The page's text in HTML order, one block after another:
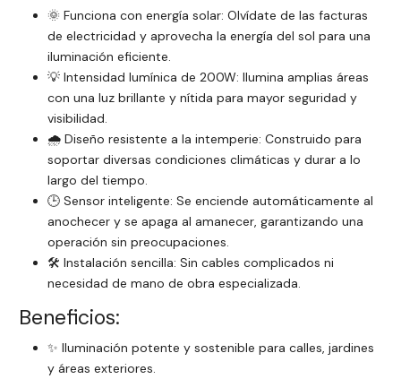
🌞 Funciona con energía solar: Olvídate de las facturas
de electricidad y aprovecha la energía del sol para una
iluminación eficiente.
💡 Intensidad lumínica de 200W: Ilumina amplias áreas
con una luz brillante y nítida para mayor seguridad y
visibilidad.
🌧️ Diseño resistente a la intemperie: Construido para
soportar diversas condiciones climáticas y durar a lo
largo del tiempo.
🕒 Sensor inteligente: Se enciende automáticamente al
anochecer y se apaga al amanecer, garantizando una
operación sin preocupaciones.
🛠️ Instalación sencilla: Sin cables complicados ni
necesidad de mano de obra especializada.
Beneficios:
✨ Iluminación potente y sostenible para calles, jardines
y áreas exteriores.